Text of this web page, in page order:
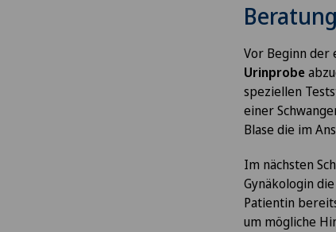
Vor Beginn der
Urinprobe
speziellen
einer
Blase die im
Im nächsten
Gynäkologin
Patientin
um mögliche